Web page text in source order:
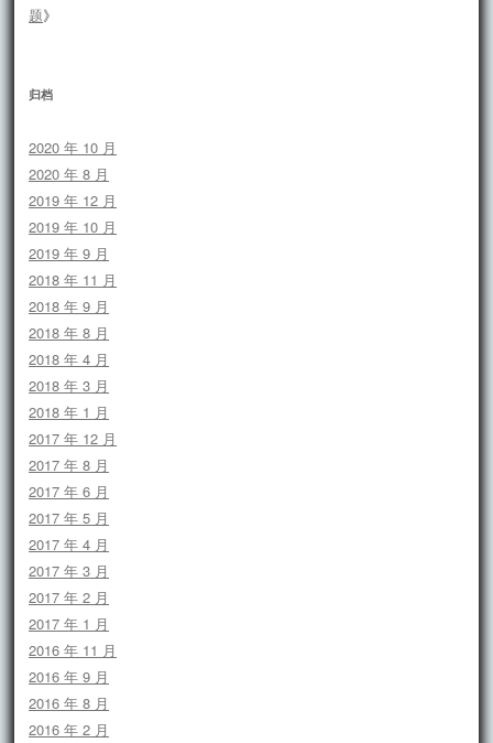
题》
归档
2020 年 10 月
2020 年 8 月
2019 年 12 月
2019 年 10 月
2019 年 9 月
2018 年 11 月
2018 年 9 月
2018 年 8 月
2018 年 4 月
2018 年 3 月
2018 年 1 月
2017 年 12 月
2017 年 8 月
2017 年 6 月
2017 年 5 月
2017 年 4 月
2017 年 3 月
2017 年 2 月
2017 年 1 月
2016 年 11 月
2016 年 9 月
2016 年 8 月
2016 年 2 月